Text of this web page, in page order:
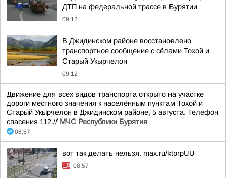
ДТП на федеральной трассе в Бурятии
09:12
В Джидинском районе восстановлено
транспортное сообщение с сёлами Тохой и
Старый Укырчелон
09:12
Движение для всех видов транспорта открыто на участке
дороги местного значения к населённым пунктам Тохой и
Старый Укырчелон в Джидинском районе, 5 августа. Телефон
спасения 112.// МЧС Республики Бурятия
08:57
вот так делать нельзя. max.ru/ktprpUU
08:57